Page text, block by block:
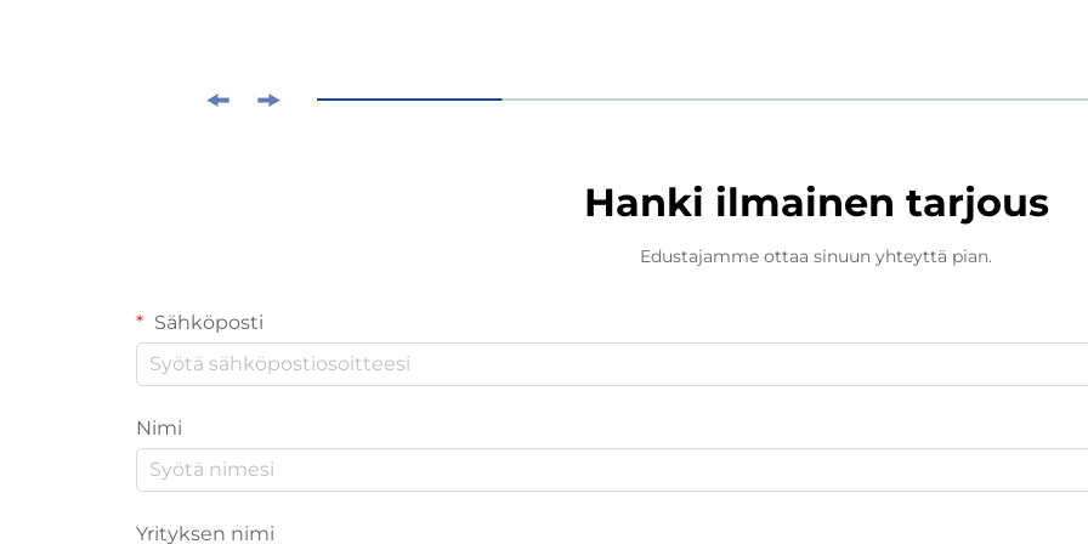
Hanki ilmainen tarjous
Edustajamme ottaa sinuun yhteyttä pian.
Sähköposti
Nimi
Yrityksen nimi